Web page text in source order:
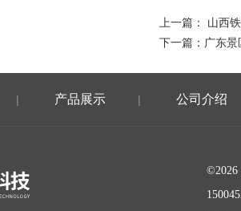
上一篇： 山西
下一篇： 广东
| 产品展示 | 公司介绍
©2026